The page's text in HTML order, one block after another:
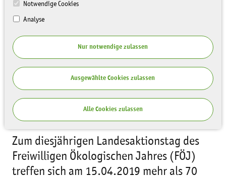
Notwendige Cookies
Analyse
Nur notwendige zulassen
Ausgewählte Cookies zulassen
Alle Cookies zulassen
Zum diesjährigen Landesaktionstag des
Freiwilligen Ökologischen Jahres (FÖJ)
treffen sich am 15.04.2019 mehr als 70